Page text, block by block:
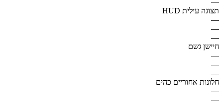
תצוגה עילית HUD
—
—
—
חיישן גשם
—
—
—
חלונות אחוריים כהים
—
—